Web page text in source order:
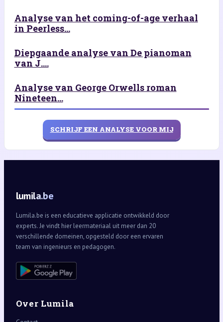
Analyse van het coming-of-age verhaal
in Peerless...
Diepgaande analyse van De pianoman
van J....
Analyse van George Orwells roman
Nineteen...
SCHRIJF EEN ANALYSE VOOR MIJ
lumila.be
Lumila.be is een educatieve applicatie ontwikkeld door
experts. Je vindt hier leermateriaal uit meer dan 20
verschillende domeinen, opgesteld door een ervaren
team van ingenieurs en pedagogen.
Over Lumila